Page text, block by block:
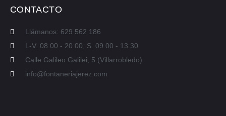
CONTACTO
Llámanos: 629 562 186
L-V: 08:00 - 20:00; S: 09:00 - 13:30
Calle Galileo Galilei, 5 (Villarrobledo)
info@fontaneriajerez.com